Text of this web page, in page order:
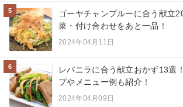
5
ゴーヤチャンプルーに合う献立
菜・付け合わせをあと一品！
2024年04月11日
6
レバニラに合う献立おかず13選
プやメニュー例も紹介！
2024年04月09日